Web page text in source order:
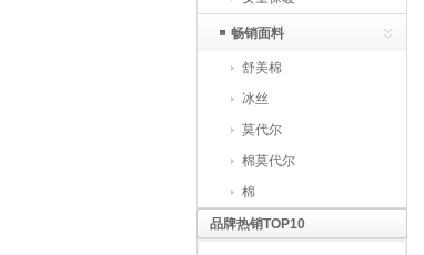
畅销面料
舒美棉
冰丝
莫代尔
棉莫代尔
棉
品牌热销TOP10